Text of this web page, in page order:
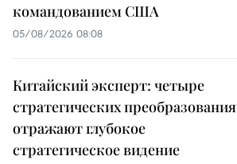
командованием США
05/08/2026 08:08
Китайский эксперт: четыре
стратегических преобразования
отражают глубокое
стратегическое видение